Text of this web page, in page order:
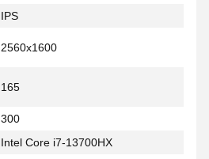
IPS
2560x1600
165
300
Intel Core i7-13700HX